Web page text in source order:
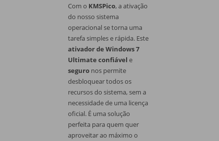
Com o KMSPico, a ativação
do nosso sistema
operacional se torna uma
tarefa simples e rápida. Este
ativador de Windows 7
Ultimate confiável e
seguro nos permite
desbloquear todos os
recursos do sistema, sem a
necessidade de uma licença
oficial. É uma solução
perfeita para quem quer
aproveitar ao máximo o